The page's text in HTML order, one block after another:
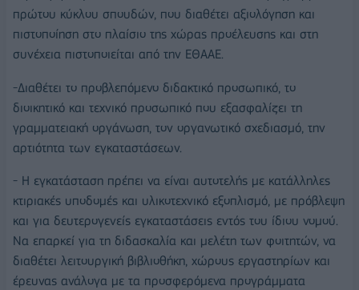
πρώτου κύκλου σπουδών, που διαθέτει αξιολόγηση και
πιστοποίηση στο πλαίσιο της χώρας προέλευσης και στη
συνέχεια πιστοποιείται από την ΕΘΑΑΕ.
-Διαθέτει το προβλεπόμενο διδακτικό προσωπικό, το
διοικητικό και τεχνικό προσωπικό που εξασφαλίζει τη
γραμματειακή οργάνωση, τον οργανωτικό σχεδιασμό, την
αρτιότητα των εγκαταστάσεων.
- Η εγκατάσταση πρέπει να είναι αυτοτελής με κατάλληλες
κτιριακές υποδομές και υλικοτεχνικό εξοπλισμό, με πρόβλεψη
και για δευτερογενείς εγκαταστάσεις εντός του ίδιου νομού.
Να επαρκεί για τη διδασκαλία και μελέτη των φοιτητών, να
διαθέτει λειτουργική βιβλιοθήκη, χώρους εργαστηρίων και
έρευνας ανάλογα με τα προσφερόμενα προγράμματα